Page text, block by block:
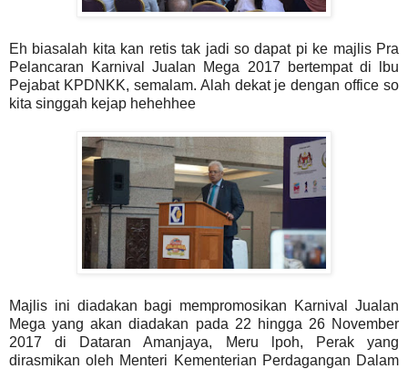
Eh biasalah kita kan retis tak jadi so dapat pi ke majlis Pra
Pelancaran Karnival Jualan Mega 2017 bertempat di lbu
Pejabat KPDNKK, semalam. Alah dekat je dengan office so
kita singgah kejap hehehhee
Majlis ini diadakan bagi mempromosikan Karnival Jualan
Mega yang akan diadakan pada 22 hingga 26 November
2017 di Dataran Amanjaya, Meru lpoh, Perak yang
dirasmikan oleh Menteri Kementerian Perdagangan Dalam